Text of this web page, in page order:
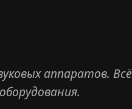
аппаратов. Всё